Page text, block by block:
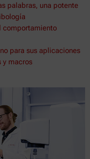
palabras, una potente
comportamiento
para sus aplicaciones
y macros